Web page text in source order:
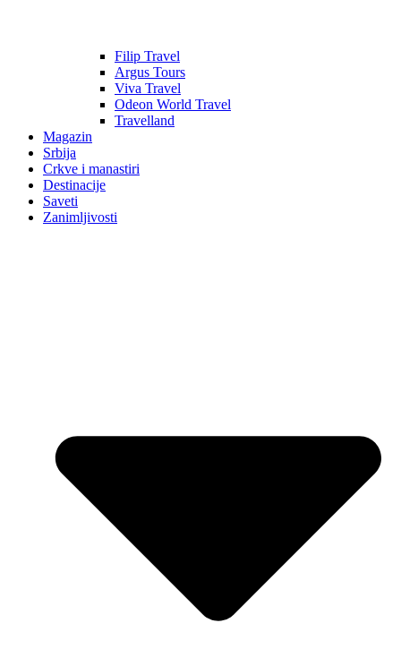
Filip Travel
Argus Tours
Viva Travel
Odeon World Travel
Travelland
Magazin
Srbija
Crkve i manastiri
Destinacije
Saveti
Zanimljivosti